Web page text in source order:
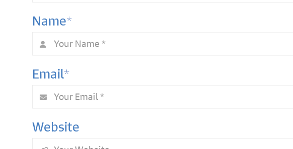
Name*
Email*
Website